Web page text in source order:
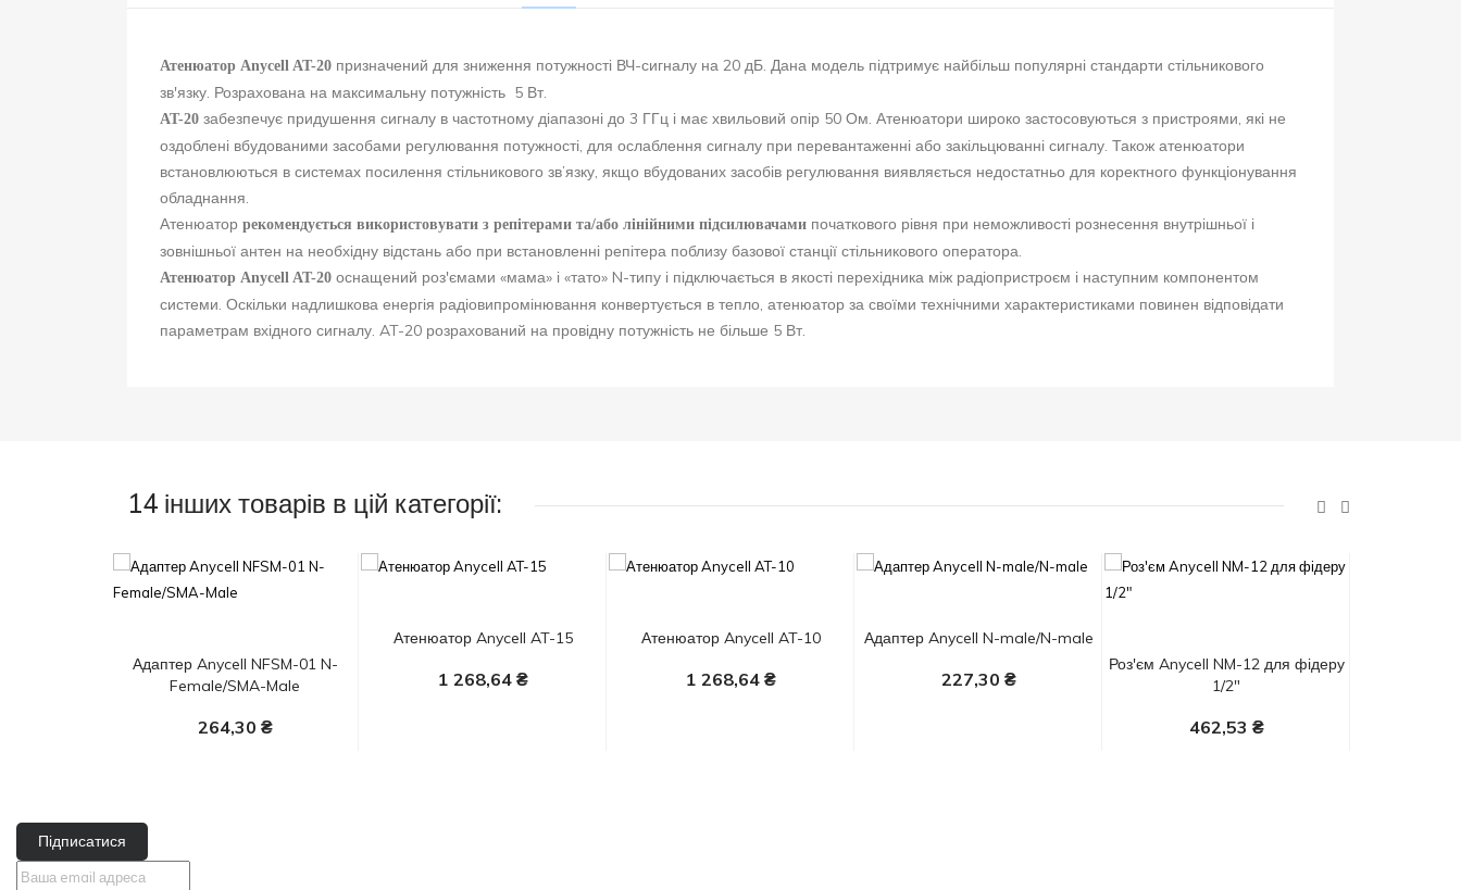
Атенюатор Anycell AT-20 призначений для зниження потужності ВЧ-сигналу на 20 дБ. Дана модель підтримує найбільш популярні стандарти стільникового
зв'язку. Розрахована на максимальну потужність 5 Вт.
AT-20 забезпечує придушення сигналу в частотному діапазоні до 3 ГГц і має хвильовий опір 50 Ом. Атенюатори широко застосовуються з пристроями, які не
оздоблені вбудованими засобами регулювання потужності, для ослаблення сигналу при перевантаженні або закільцюванні сигналу. Також атенюатори
встановлюються в системах посилення стільникового зв’язку, якщо вбудованих засобів регулювання виявляється недостатньо для коректного функціонування
обладнання.
Атенюатор рекомендується використовувати з репітерами та/або лінійними підсилювачами початкового рівня при неможливості рознесення внутрішньої і
зовнішньої антен на необхідну відстань або при встановленні репітера поблизу базової станції стільникового оператора.
Атенюатор Anycell AT-20 оснащений роз'ємами «мама» і «тато» N-типу і підключається в якості перехідника між радіопристроєм і наступним компонентом
системи. Оскільки надлишкова енергія радіовипромінювання конвертується в тепло, атенюатор за своїми технічними характеристиками повинен відповідати
параметрам вхідного сигналу. AT-20 розрахований на провідну потужність не більше 5 Вт.
14 інших товарів в цій категорії:
Адаптер Anycell NFSM-01 N-
Female/SMA-Male
264,30 ₴
Атенюатор Anycell AT-15
1 268,64 ₴
Атенюатор Anycell AT-10
1 268,64 ₴
Адаптер Anycell N-male/N-male
227,30 ₴
Роз'єм Anycell NM-12 для фідеру
1/2"
462,53 ₴
Підписатися